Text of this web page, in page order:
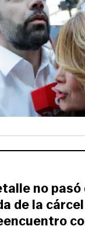
no
de la